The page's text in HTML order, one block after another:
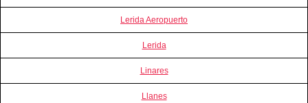
Lerida Aeropuerto
Lerida
Linares
Llanes